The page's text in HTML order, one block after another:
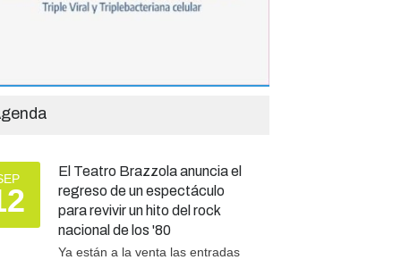
El Teatro Brazzola anuncia el
regreso de un espectáculo
para revivir un hito del rock
nacional de los '80
Ya están a la venta las entradas